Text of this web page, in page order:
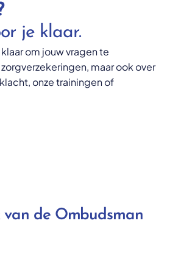
je klaar.
om jouw vragen te
maar ook over
onze trainingen of
de Ombudsman